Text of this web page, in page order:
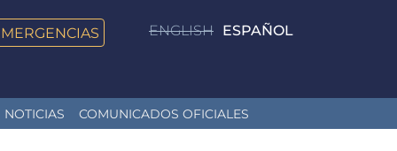
ENGLISH ESPAÑOL
NOTICIAS COMUNICADOS OFICIALES